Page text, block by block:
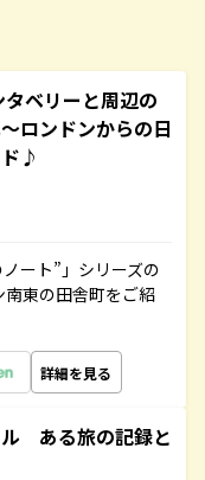
ベリーと周辺の
ロンドンからの日
♪
ート”」シリーズの
東の田舎町をご紹
詳細を見る
ある旅の記録と